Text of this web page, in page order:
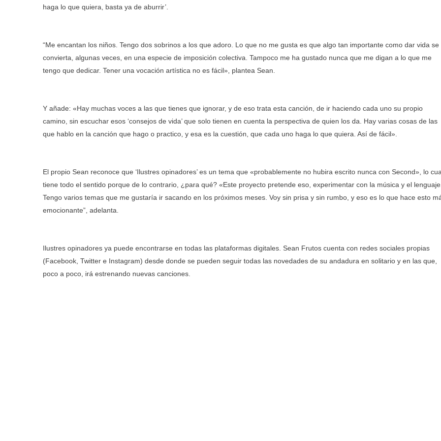
haga lo que quiera, basta ya de aburrir’.
“Me encantan los niños. Tengo dos sobrinos a los que adoro. Lo que no me gusta es que algo tan importante como dar vida se
convierta, algunas veces, en una especie de imposición colectiva. Tampoco me ha gustado nunca que me digan a lo que me
tengo que dedicar. Tener una vocación artística no es fácil», plantea Sean.
Y añade: «Hay muchas voces a las que tienes que ignorar, y de eso trata esta canción, de ir haciendo cada uno su propio
camino, sin escuchar esos ‘consejos de vida’ que solo tienen en cuenta la perspectiva de quien los da. Hay varias cosas de las
que hablo en la canción que hago o practico, y esa es la cuestión, que cada uno haga lo que quiera. Así de fácil».
El propio Sean reconoce que ‘Ilustres opinadores’ es un tema que «probablemente no hubira escrito nunca con Second», lo
tiene todo el sentido porque de lo contrario, ¿para qué? «Este proyecto pretende eso, experimentar con la música y el lenguaje.
Tengo varios temas que me gustaría ir sacando en los próximos meses. Voy sin prisa y sin rumbo, y eso es lo que hace esto
emocionante”, adelanta.
Ilustres opinadores ya puede encontrarse en todas las plataformas digitales. Sean Frutos cuenta con redes sociales propias
(Facebook, Twitter e Instagram) desde donde se pueden seguir todas las novedades de su andadura en solitario y en las que,
poco a poco, irá estrenando nuevas canciones.